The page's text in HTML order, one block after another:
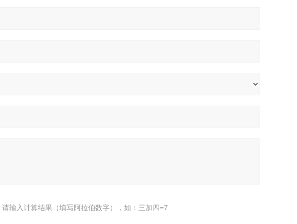
请输入计算结果（填写阿拉伯数字），如：三加四=7